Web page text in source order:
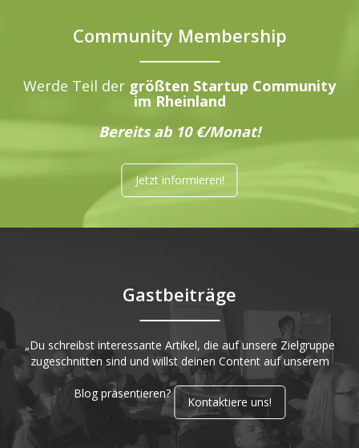
Community Membership
Werde Teil der größten Startup Community
im Rheinland
Bereits ab 10 €/Monat!
Jetzt informieren!
Gastbeiträge
„Du schreibst interessante Artikel, die auf unsere Zielgruppe
zugeschnitten sind und willst deinen Content auf unserem
Blog präsentieren?
Kontaktiere uns!